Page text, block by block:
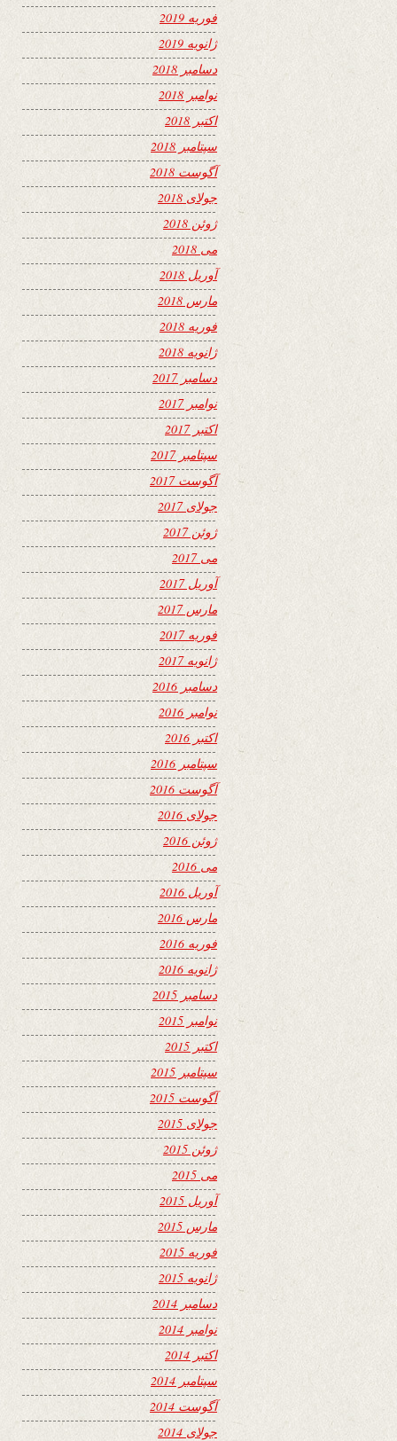
فوریه 2019
ژانویه 2019
دسامبر 2018
نوامبر 2018
اکتبر 2018
سپتامبر 2018
آگوست 2018
جولای 2018
ژوئن 2018
می 2018
آوریل 2018
مارس 2018
فوریه 2018
ژانویه 2018
دسامبر 2017
نوامبر 2017
اکتبر 2017
سپتامبر 2017
آگوست 2017
جولای 2017
ژوئن 2017
می 2017
آوریل 2017
مارس 2017
فوریه 2017
ژانویه 2017
دسامبر 2016
نوامبر 2016
اکتبر 2016
سپتامبر 2016
آگوست 2016
جولای 2016
ژوئن 2016
می 2016
آوریل 2016
مارس 2016
فوریه 2016
ژانویه 2016
دسامبر 2015
نوامبر 2015
اکتبر 2015
سپتامبر 2015
آگوست 2015
جولای 2015
ژوئن 2015
می 2015
آوریل 2015
مارس 2015
فوریه 2015
ژانویه 2015
دسامبر 2014
نوامبر 2014
اکتبر 2014
سپتامبر 2014
آگوست 2014
جولای 2014